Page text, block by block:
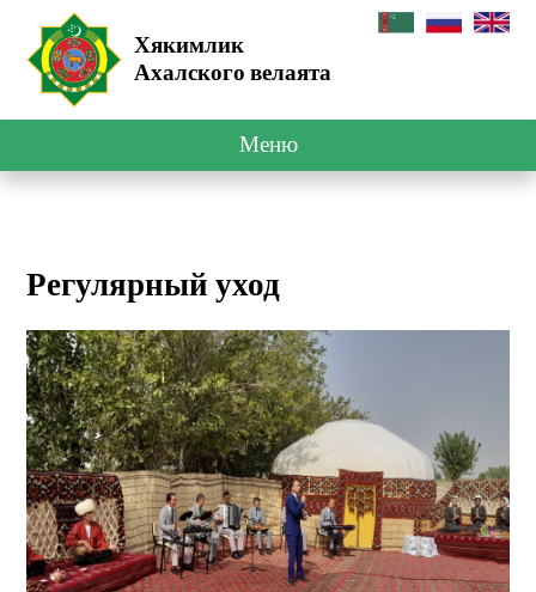
Хякимлик
Ахалского велаята
Меню
Регулярный уход